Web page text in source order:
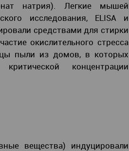
натрия). Легкие мышей
исследования, ELISA и
средствами для стирки
окислительного стресса
пыли из домов, в которых
концентрации
вещества) индуцировали